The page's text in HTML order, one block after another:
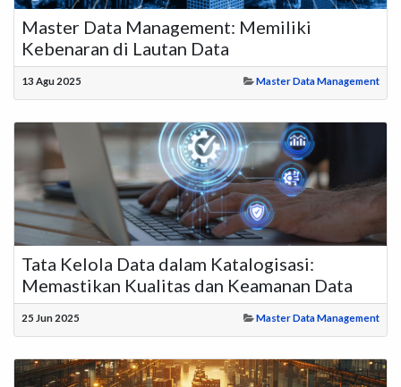
Master Data Management: Memiliki
Kebenaran di Lautan Data
13 Agu 2025 Master Data Management
Tata Kelola Data dalam Katalogisasi:
Memastikan Kualitas dan Keamanan Data
25 Jun 2025 Master Data Management